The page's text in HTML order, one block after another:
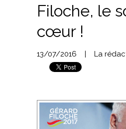
Filoche, le
cœur !
13/07/2016 | La